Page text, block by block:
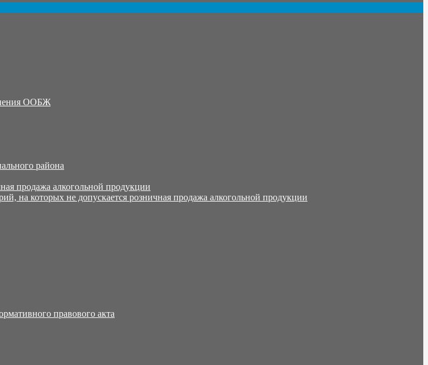
ООБЖ
района
продажа алкогольной продукции
на которых не допускается розничная продажа алкогольной продукции
правового акта